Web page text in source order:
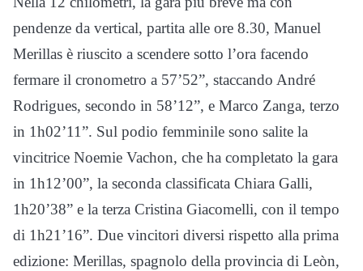
pendenze da vertical, partita alle ore 8.30, Manuel
Merillas è riuscito a scendere sotto l’ora facendo
fermare il cronometro a 57’52”, staccando André
Rodrigues, secondo in 58’12”, e Marco Zanga, terzo
in 1h02’11”. Sul podio femminile sono salite la
vincitrice Noemie Vachon, che ha completato la gara
in 1h12’00”, la seconda classificata Chiara Galli,
1h20’38” e la terza Cristina Giacomelli, con il tempo
di 1h21’16”. Due vincitori diversi rispetto alla prima
edizione: Merillas, spagnolo della provincia di Leòn,